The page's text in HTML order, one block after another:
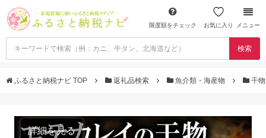
限度額をチェック お気に入り メニュー
検索
ふるさと納税ナビ TOP 返礼品検索 魚介類・海産物 干
詳細を見る